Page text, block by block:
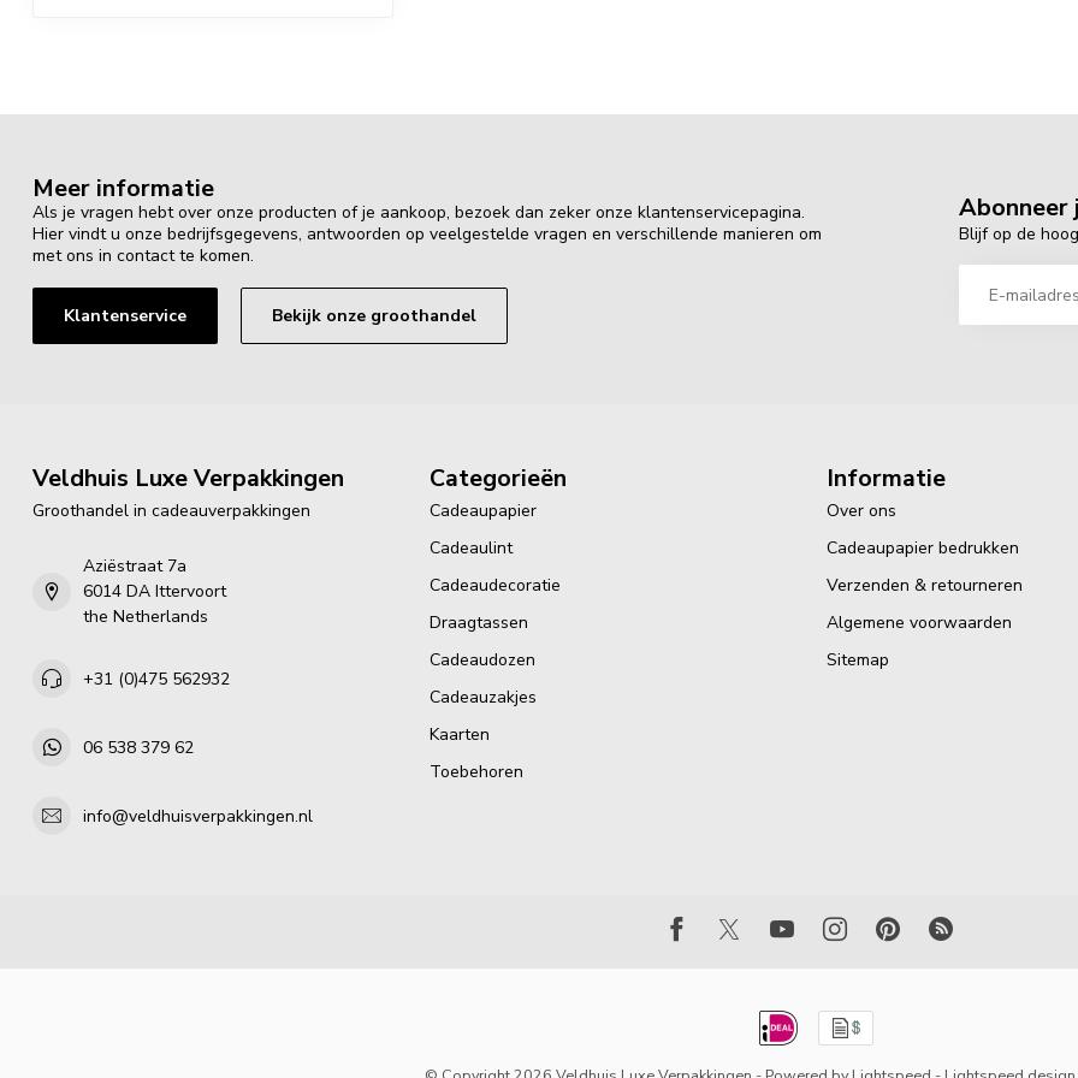
Meer informatie
Als je vragen hebt over onze producten of je aankoop, bezoek dan zeker onze klantenservicepagina.
Hier vindt u onze bedrijfsgegevens, antwoorden op veelgestelde vragen en verschillende manieren om
met ons in contact te komen.
Klantenservice Bekijk onze groothandel
Abonneer
Blijf op de
Veldhuis Luxe Verpakkingen
Groothandel in cadeauverpakkingen
Aziëstraat 7a
6014 DA Ittervoort
the Netherlands
+31 (0)475 562932
06 538 379 62
info@veldhuisverpakkingen.nl
Categorieën
Cadeaupapier
Cadeaulint
Cadeaudecoratie
Draagtassen
Cadeaudozen
Cadeauzakjes
Kaarten
Toebehoren
Informatie
Over ons
Cadeaupapier bedrukken
Verzenden & retourneren
Algemene voorwaarden
Sitemap